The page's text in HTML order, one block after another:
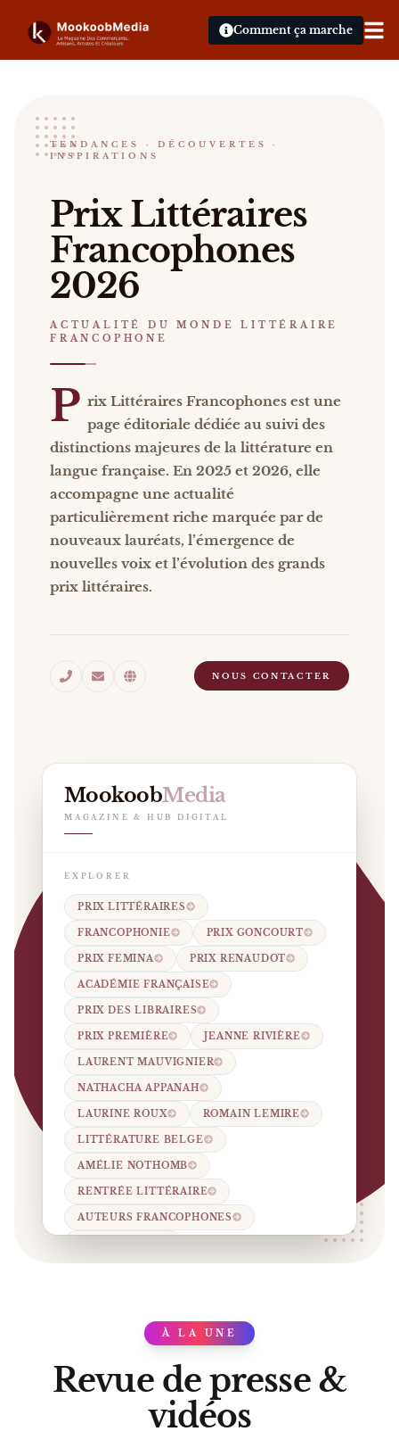
Comment ça marche
Prix littéraires francophones
ACTUALITÉ DU MONDE LITTÉRAIRE
Prix Littéraires Francophones 2026 Prix
Catalogue :presse, vidéos, livres.
TENDANCES · DÉCOUVERTES ·
INSPIRATIONS
Prix Littéraires
Francophones
2026
ACTUALITÉ DU MONDE LITTÉRAIRE
FRANCOPHONE
P rix Littéraires Francophones est une
page éditoriale dédiée au suivi des
distinctions majeures de la littérature en
langue française. En 2025 et 2026, elle
accompagne une actualité
particulièrement riche marquée par de
nouveaux lauréats, l’émergence de
nouvelles voix et l’évolution des grands
prix littéraires.
NOUS CONTACTER
MookoobMedia
MAGAZINE & HUB DIGITAL
EXPLORER
PRIX LITTÉRAIRES
FRANCOPHONIE PRIX GONCOURT
PRIX FEMINA PRIX RENAUDOT
ACADÉMIE FRANÇAISE
PRIX DES LIBRAIRES
PRIX PREMIÈRE JEANNE RIVIÈRE
LAURENT MAUVIGNIER
NATHACHA APPANAH
LAURINE ROUX ROMAIN LEMIRE
LITTÉRATURE BELGE
AMÉLIE NOTHOMB
RENTRÉE LITTÉRAIRE
AUTEURS FRANCOPHONES
PRESS
À LA UNE
Revue de presse &
vidéos